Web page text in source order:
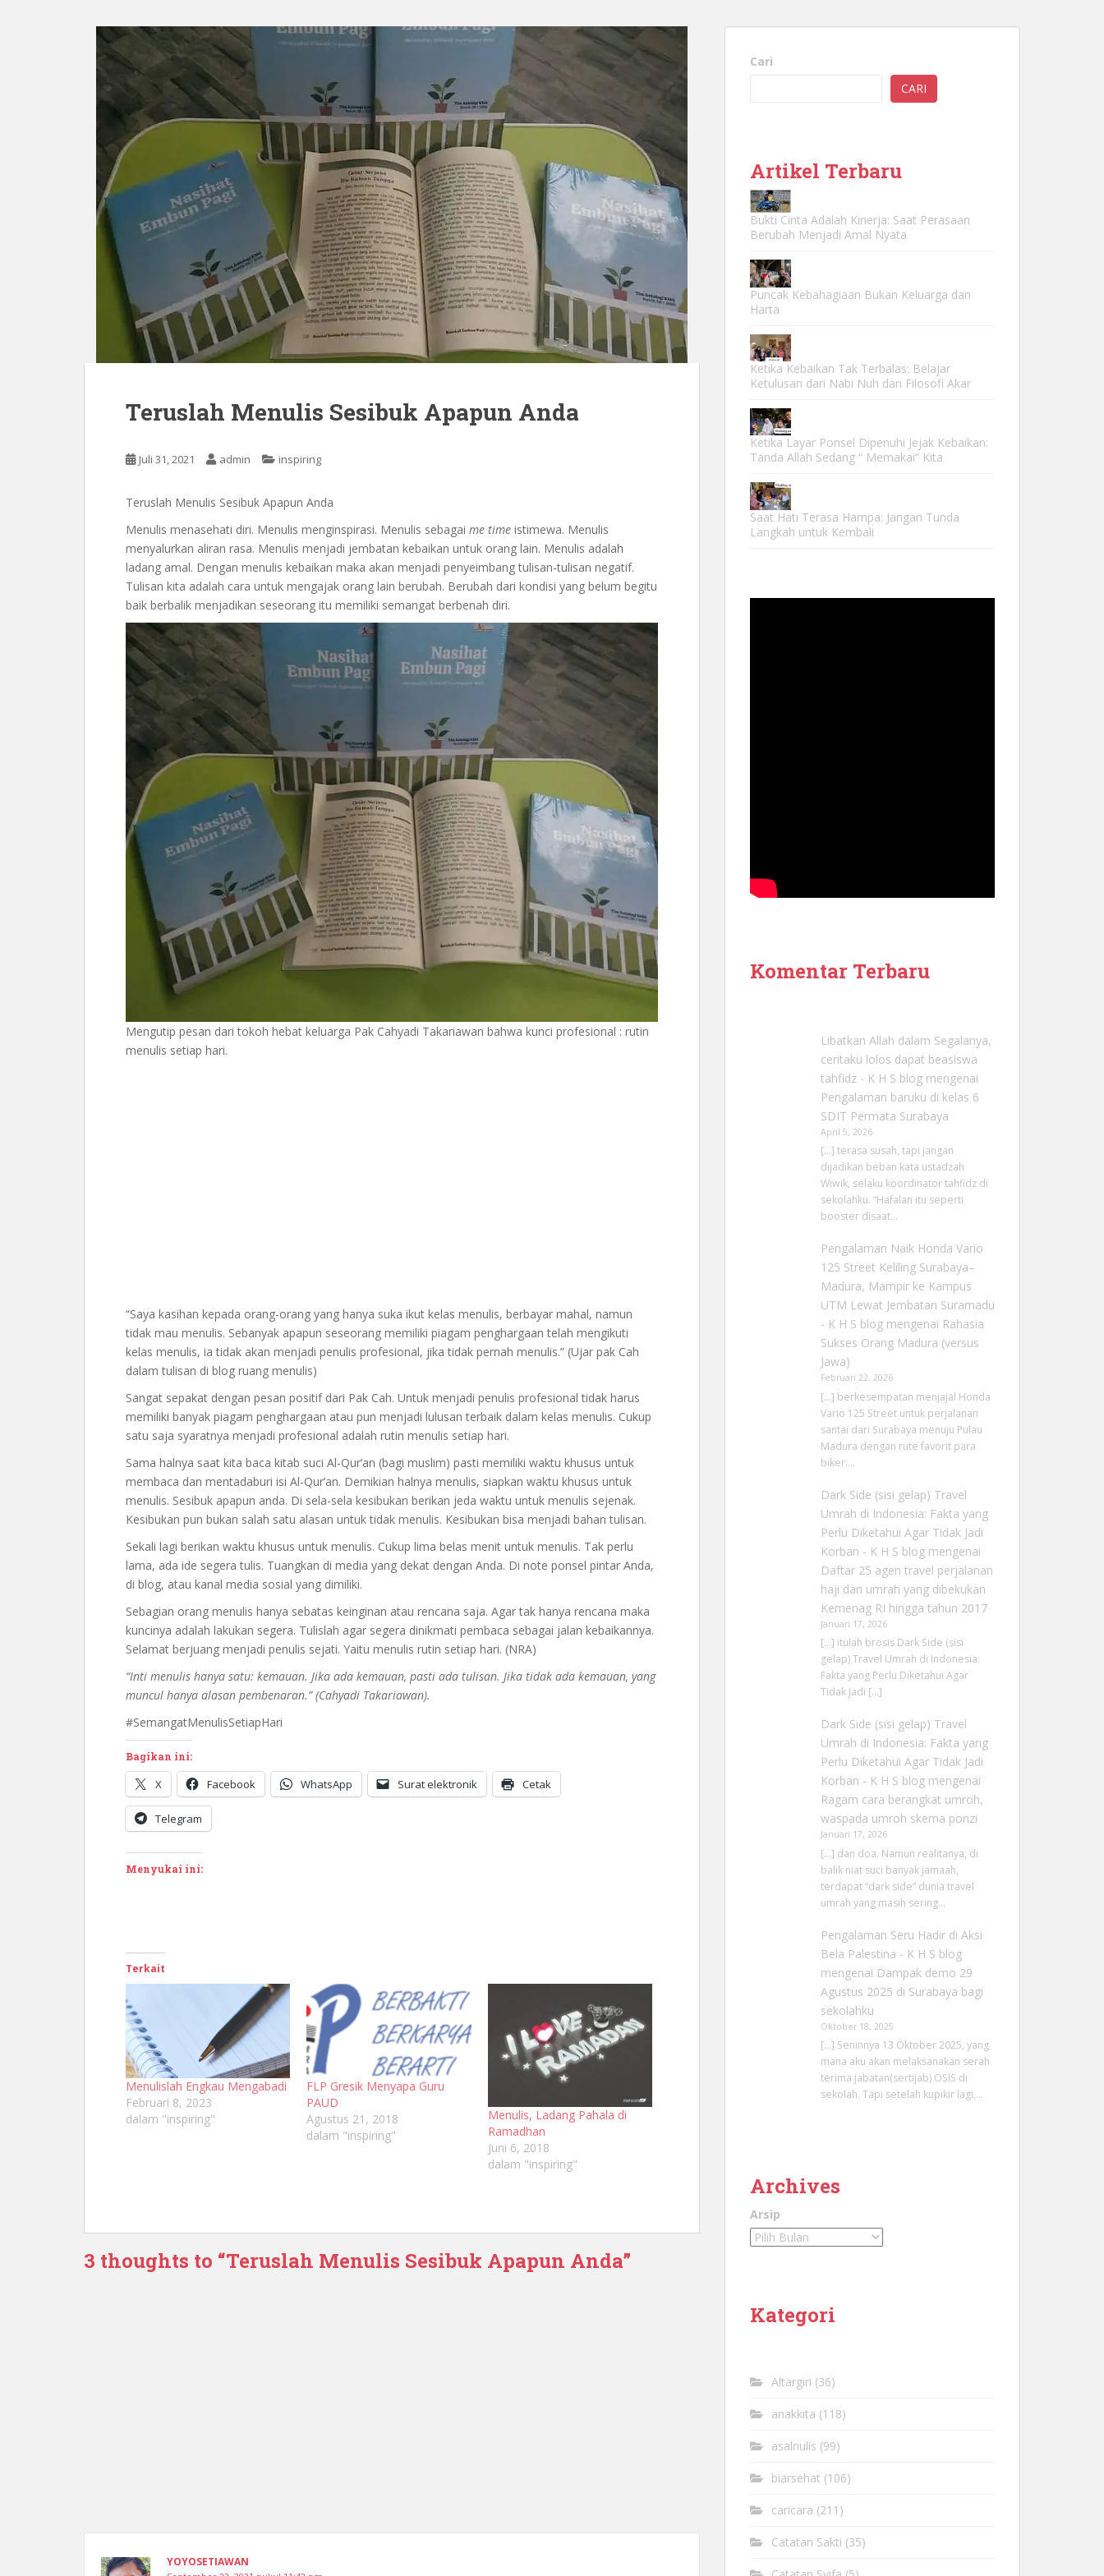
Teruslah Menulis Sesibuk Apapun Anda
Juli 31, 2021 admin inspiring
Teruslah Menulis Sesibuk Apapun Anda
Menulis menasehati diri. Menulis menginspirasi. Menulis sebagai me time istimewa. Menulis
menyalurkan aliran rasa. Menulis menjadi jembatan kebaikan untuk orang lain. Menulis adalah
ladang amal. Dengan menulis kebaikan maka akan menjadi penyeimbang tulisan-tulisan negatif.
Tulisan kita adalah cara untuk mengajak orang lain berubah. Berubah dari kondisi yang belum begitu
baik berbalik menjadikan seseorang itu memiliki semangat berbenah diri.
Mengutip pesan dari tokoh hebat keluarga Pak Cahyadi Takariawan bahwa kunci profesional : rutin
menulis setiap hari.
“Saya kasihan kepada orang-orang yang hanya suka ikut kelas menulis, berbayar mahal, namun
tidak mau menulis. Sebanyak apapun seseorang memiliki piagam penghargaan telah mengikuti
kelas menulis, ia tidak akan menjadi penulis profesional, jika tidak pernah menulis.” (Ujar pak Cah
dalam tulisan di blog ruang menulis)
Sangat sepakat dengan pesan positif dari Pak Cah. Untuk menjadi penulis profesional tidak harus
memiliki banyak piagam penghargaan atau pun menjadi lulusan terbaik dalam kelas menulis. Cukup
satu saja syaratnya menjadi profesional adalah rutin menulis setiap hari.
Sama halnya saat kita baca kitab suci Al-Qur’an (bagi muslim) pasti memiliki waktu khusus untuk
membaca dan mentadaburi isi Al-Qur’an. Demikian halnya menulis, siapkan waktu khusus untuk
menulis. Sesibuk apapun anda. Di sela-sela kesibukan berikan jeda waktu untuk menulis sejenak.
Kesibukan pun bukan salah satu alasan untuk tidak menulis. Kesibukan bisa menjadi bahan tulisan.
Sekali lagi berikan waktu khusus untuk menulis. Cukup lima belas menit untuk menulis. Tak perlu
lama, ada ide segera tulis. Tuangkan di media yang dekat dengan Anda. Di note ponsel pintar Anda,
di blog, atau kanal media sosial yang dimiliki.
Sebagian orang menulis hanya sebatas keinginan atau rencana saja. Agar tak hanya rencana maka
kuncinya adalah lakukan segera. Tulislah agar segera dinikmati pembaca sebagai jalan kebaikannya.
Selamat berjuang menjadi penulis sejati. Yaitu menulis rutin setiap hari. (NRA)
“Inti menulis hanya satu: kemauan. Jika ada kemauan, pasti ada tulisan. Jika tidak ada kemauan, yang
muncul hanya alasan pembenaran.” (Cahyadi Takariawan).
#SemangatMenulisSetiapHari
Bagikan ini:
X Facebook WhatsApp Surat elektronik Cetak
Telegram
Menyukai ini:
Terkait
Menulislah Engkau Mengabadi
Februari 8, 2023
dalam "inspiring"
FLP Gresik Menyapa Guru
PAUD
Agustus 21, 2018
dalam "inspiring"
Menulis, Ladang Pahala di
Ramadhan
Juni 6, 2018
dalam "inspiring"
3 thoughts to “Teruslah Menulis Sesibuk Apapun Anda”
YOYOSETIAWAN
Cari
CARI
Artikel Terbaru
Bukti Cinta Adalah Kinerja: Saat Perasaan
Berubah Menjadi Amal Nyata
Puncak Kebahagiaan Bukan Keluarga dan
Harta
Ketika Kebaikan Tak Terbalas: Belajar
Ketulusan dari Nabi Nuh dan Filosofi Akar
Ketika Layar Ponsel Dipenuhi Jejak Kebaikan:
Tanda Allah Sedang “ Memakai” Kita
Saat Hati Terasa Hampa: Jangan Tunda
Langkah untuk Kembali
Komentar Terbaru
Libatkan Allah dalam Segalanya,
ceritaku lolos dapat beasiswa
tahfidz - K H S blogmengenai
Pengalaman baruku di kelas 6
SDIT Permata Surabaya
April 5, 2026
[…] terasa susah, tapi jangan
dijadikan beban kata ustadzah
Wiwik, selaku koordinator tahfidz di
sekolahku. “Hafalan itu seperti
booster disaat…
Pengalaman Naik Honda Vario
125 Street Keliling Surabaya–
Madura, Mampir ke Kampus
UTM Lewat Jembatan Suramadu
- K H S blogmengenai Rahasia
Sukses Orang Madura (versus
Jawa)
Februari 22, 2026
[…] berkesempatan menjajal Honda
Vario 125 Street untuk perjalanan
santai dari Surabaya menuju Pulau
Madura dengan rute favorit para
biker:…
Dark Side (sisi gelap) Travel
Umrah di Indonesia: Fakta yang
Perlu Diketahui Agar Tidak Jadi
Korban - K H S blogmengenai
Daftar 25 agen travel perjalanan
haji dan umrah yang dibekukan
Kemenag RI hingga tahun 2017
Januari 17, 2026
[…] itulah brosis Dark Side (sisi
gelap) Travel Umrah di Indonesia:
Fakta yang Perlu Diketahui Agar
Tidak Jadi […]
Dark Side (sisi gelap) Travel
Umrah di Indonesia: Fakta yang
Perlu Diketahui Agar Tidak Jadi
Korban - K H S blogmengenai
Ragam cara berangkat umroh,
waspada umroh skema ponzi
Januari 17, 2026
[…] dan doa. Namun realitanya, di
balik niat suci banyak jamaah,
terdapat “dark side” dunia travel
umrah yang masih sering…
Pengalaman Seru Hadir di Aksi
Bela Palestina - K H S blog
mengenai Dampak demo 29
Agustus 2025 di Surabaya bagi
sekolahku
Oktober 18, 2025
[…] Seninnya 13 Oktober 2025, yang
mana aku akan melaksanakan serah
terima jabatan(sertijab) OSIS di
sekolah. Tapi setelah kupikir lagi,…
Archives
Arsip
Kategori
Altargiri (36)
anakkita (118)
asalnulis (99)
biarsehat (106)
caricara (211)
Catatan Sakti (35)